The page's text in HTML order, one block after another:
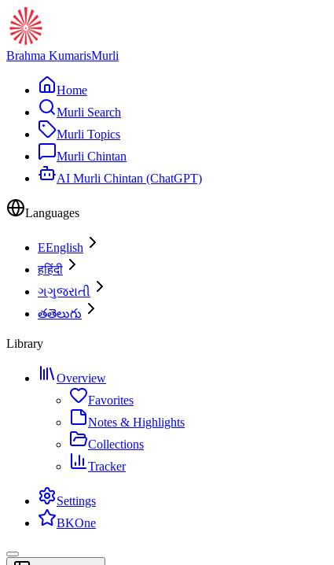
Brahma KumarisMurli
Home
Murli Search
Murli Topics
Murli Chintan
AI Murli Chintan (ChatGPT)
Languages
EEnglish
हहिंदी
ગગુજરાતી
తతెలుగు
Library
Overview
Favorites
Notes & Highlights
Collections
Tracker
Settings
BKOne